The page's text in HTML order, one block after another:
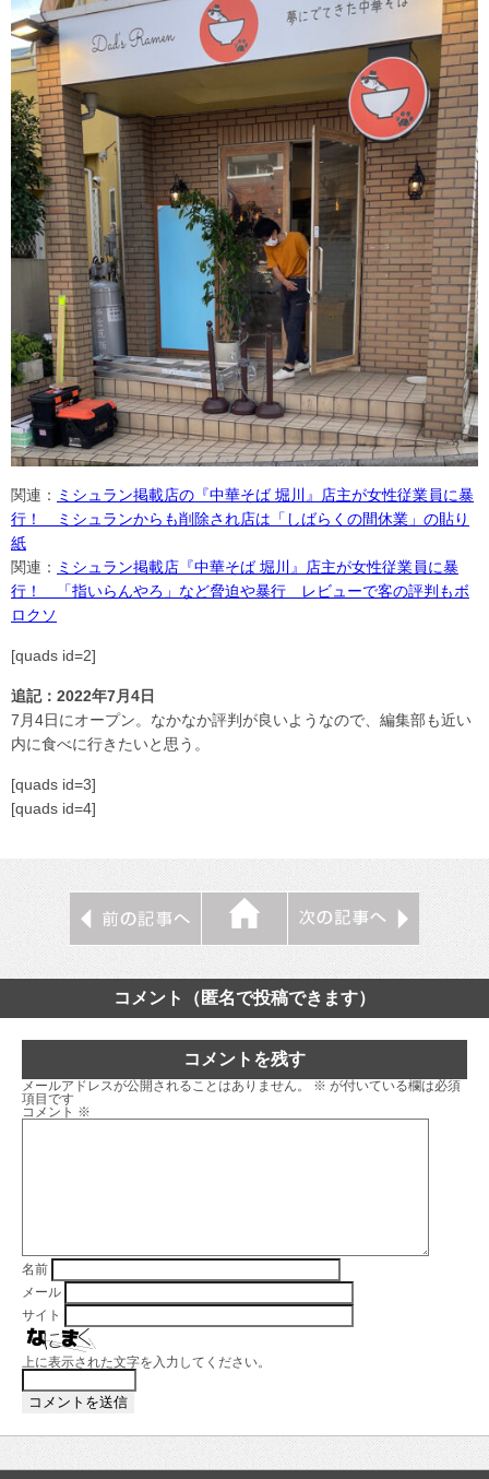
関連： ミシュラン掲載店の『中華そば 堀川』店主が女性従業員に暴
行！ ミシュランからも削除され店は「しばらくの間休業」の貼り
紙
関連： ミシュラン掲載店『中華そば 堀川』店主が女性従業員に暴
行！ 「指いらんやろ」など脅迫や暴行 レビューで客の評判もボ
ロクソ
[quads id=2]
追記：2022年7月4日
7月4日にオープン。なかなか評判が良いようなので、編集部も近い
内に食べに行きたいと思う。
[quads id=3]
[quads id=4]
コメント（匿名で投稿できます）
コメントを残す
メールアドレスが公開されることはありません。 ※ が付いている欄は必須
項目です
コメント ※
名前
メール
サイト
上に表示された文字を入力してください。